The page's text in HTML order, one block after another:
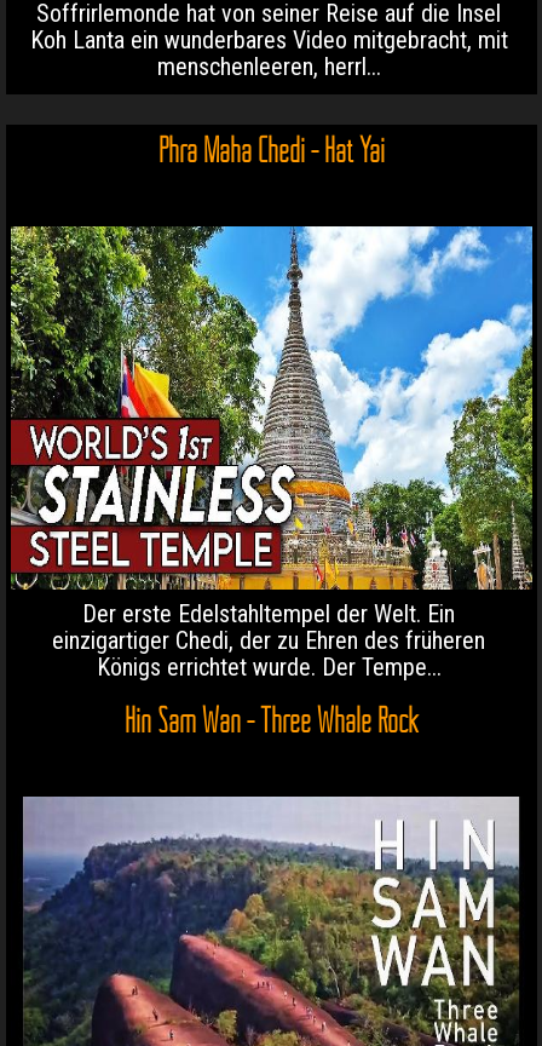
Soffrirlemonde hat von seiner Reise auf die Insel
Koh Lanta ein wunderbares Video mitgebracht, mit
menschenleeren, herrl...
Phra Maha Chedi - Hat Yai
Der erste Edelstahltempel der Welt. Ein
einzigartiger Chedi, der zu Ehren des früheren
Königs errichtet wurde. Der Tempe...
Hin Sam Wan - Three Whale Rock